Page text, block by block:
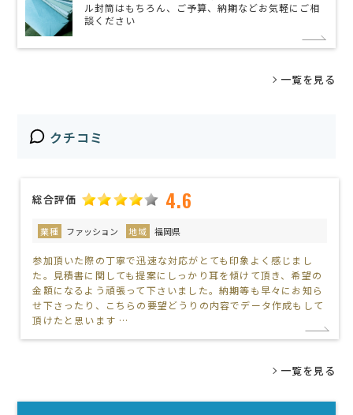
ル封筒はもちろん、ご予算、納期などお気軽にご相
談ください
一覧を見る
クチコミ
総合評価 4.6
業種 ファッション 地域 福岡県
参加頂いた際の丁寧で迅速な対応がとても印象よく感じまし
た。見積書に関しても提案にしっかり耳を傾けて頂き、希望の
金額になるよう頑張って下さいました。納期等も早々にお知ら
せ下さったり、こちらの要望どうりの内容でデータ作成もして
頂けたと思います …
一覧を見る